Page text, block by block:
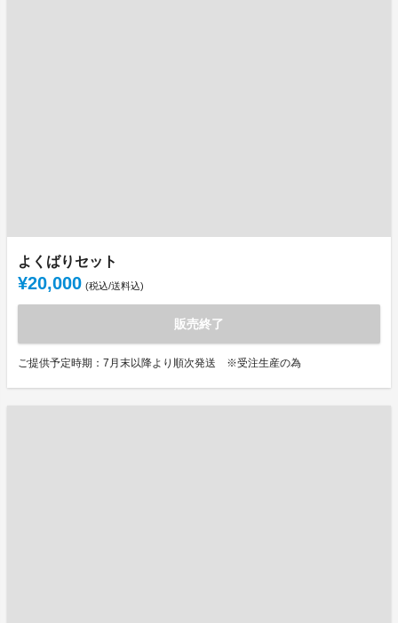
よくばりセット
¥20,000 (税込/送料込)
販売終了
ご提供予定時期：7月末以降より順次発送 ※受注生産の為